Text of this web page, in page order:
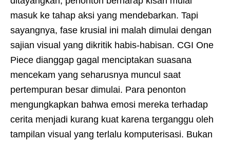
masuk ke tahap aksi yang mendebarkan. Tapi
sayangnya, fase krusial ini malah dimulai dengan
sajian visual yang dikritik habis-habisan. CGI One
Piece dianggap gagal menciptakan suasana
mencekam yang seharusnya muncul saat
pertempuran besar dimulai. Para penonton
mengungkapkan bahwa emosi mereka terhadap
cerita menjadi kurang kuat karena terganggu oleh
tampilan visual yang terlalu komputerisasi. Bukan